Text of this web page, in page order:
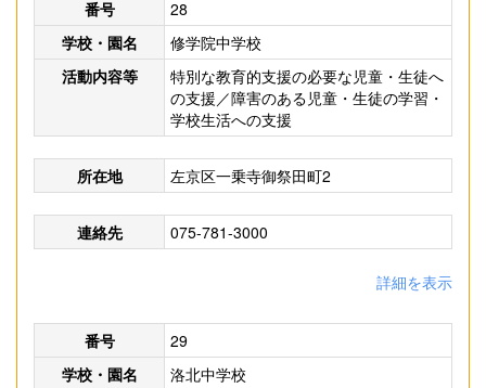
番号
28
学校・園名
修学院中学校
活動内容等
特別な教育的支援の必要な児童・生徒へ
の支援／障害のある児童・生徒の学習・
学校生活への支援
所在地 左京区一乗寺御祭田町2
連絡先 075-781-3000
詳細を表示
番号
29
学校・園名
洛北中学校